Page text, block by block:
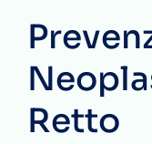
Retto